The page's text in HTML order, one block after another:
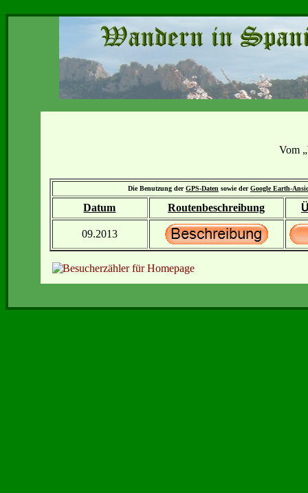
Vom
Die Benutzung derGPS-Daten sowie derGoogle Earth-
Datum Routenbeschreibung
09.2013